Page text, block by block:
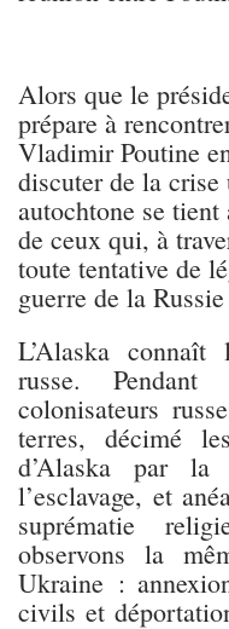
Alors que le
prépare à
Vladimir Poutine
discuter de la
autochtone se
de ceux qui, à
toute tentative de
guerre de la
L’Alaska
russe.
colonisateurs
terres, décimé
d’Alaska par
l’esclavage, et
suprématie
observons la
Ukraine :
civils et